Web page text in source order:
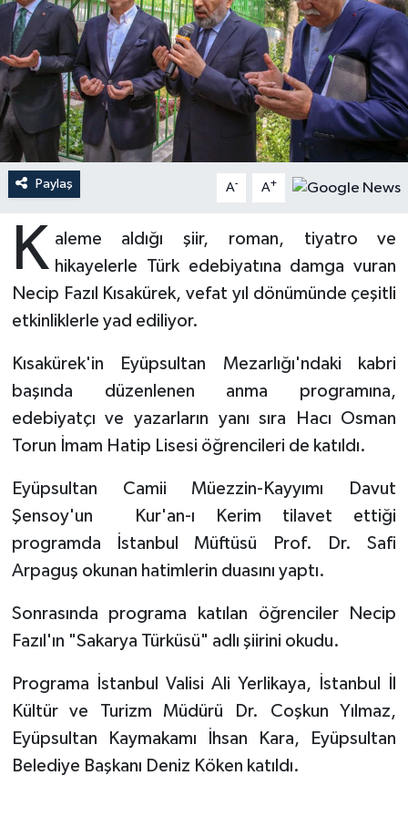
Paylaş A- A+
K aleme aldığı şiir, roman, tiyatro ve
hikayelerle Türk edebiyatına damga vuran
Necip Fazıl Kısakürek, vefat yıl dönümünde çeşitli
etkinliklerle yad ediliyor.
Kısakürek'in Eyüpsultan Mezarlığı'ndaki kabri
başında düzenlenen anma programına,
edebiyatçı ve yazarların yanı sıra Hacı Osman
Torun İmam Hatip Lisesi öğrencileri de katıldı.
Eyüpsultan Camii Müezzin-Kayyımı Davut
Şensoy'un Kur'an-ı Kerim tilavet ettiği
programda İstanbul Müftüsü Prof. Dr. Safi
Arpaguş okunan hatimlerin duasını yaptı.
Sonrasında programa katılan öğrenciler Necip
Fazıl'ın "Sakarya Türküsü" adlı şiirini okudu.
Programa İstanbul Valisi Ali Yerlikaya, İstanbul İl
Kültür ve Turizm Müdürü Dr. Coşkun Yılmaz,
Eyüpsultan Kaymakamı İhsan Kara, Eyüpsultan
Belediye Başkanı Deniz Köken katıldı.
Ardahan Müftülüğü
Artvin Müftülüğü
Aydın Müftülüğü
Balıkesir Müftülüğü
Batman Müftülüğü
Bayburt Müftülüğü
Bilecik Müftülüğü
Bitlis Müftülüğü
Bolu Müftülüğü
Burdur Müftülüğü
Çanakkale Müftülüğü
Çankırı Müftülüğü
Çorum Müftülüğü
Denizli Müftülüğü
Kudüs
Kurban
Mukabele
Peygamberimizin Hayatı
Sahabeler
Zekat
Hutbeler
DİYANET AKADEMİ
DİYANET GENÇLİK
DİYANET RADYO/TV
Dünya
Eğitim
Kültür-Sanat
Sağlık
Makaleler
Ekonomi
Podcast
Bilim, Teknoloji
Biyografiler
Diyanet TV